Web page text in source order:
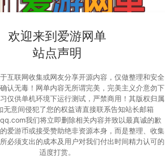
欢迎来到爱游网单
站点声明
互联网收集或网友分享开源内容，仅做整理和安全
认无毒！网单内容无所谓完美，完美主义介意勿下
仅供单机环境下运行测试，严禁商用！其版权归属
无意间侵犯了您的权益请直接联系告知站长邮箱
我们将立即删除相关内容并致以最真诚的歉
爱游币或接受赞助绝非资源本身，而是整理、收集
必须支出的成本及用户对我们付出时间精力认可的
适度打赏。